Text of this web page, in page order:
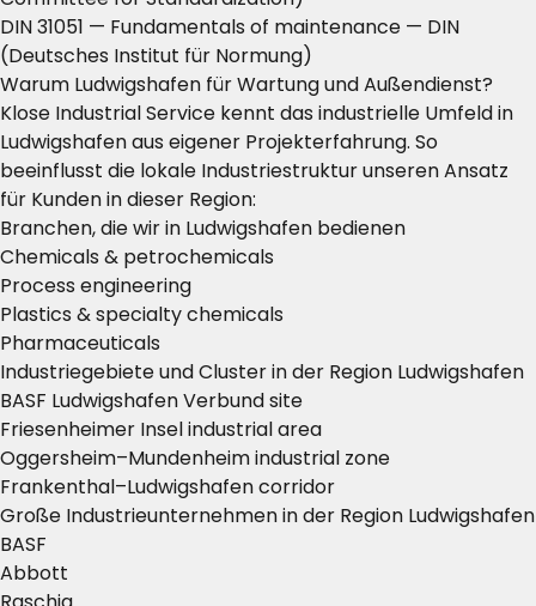
DIN 31051 — Fundamentals of maintenance — DIN
(Deutsches Institut für Normung)
Warum Ludwigshafen für Wartung und Außendienst?
Klose Industrial Service kennt das industrielle Umfeld in
Ludwigshafen aus eigener Projekterfahrung. So
beeinflusst die lokale Industriestruktur unseren Ansatz
für Kunden in dieser Region:
Branchen, die wir in Ludwigshafen bedienen
Chemicals & petrochemicals
Process engineering
Plastics & specialty chemicals
Pharmaceuticals
Industriegebiete und Cluster in der Region Ludwigshafen
BASF Ludwigshafen Verbund site
Friesenheimer Insel industrial area
Oggersheim–Mundenheim industrial zone
Frankenthal–Ludwigshafen corridor
Große Industrieunternehmen in der Region Ludwigshafen
BASF
Abbott